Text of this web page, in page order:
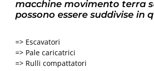
macchine movimento terra
possono essere suddivise in
=> Escavatori
=> Pale caricatrici
=> Rulli compattatori